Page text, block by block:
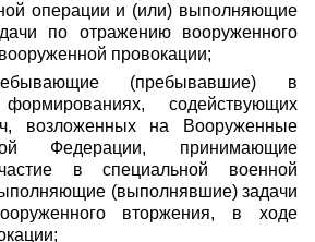
операции и (или) выполняющие
по отражению вооруженного
провокации;
(пребывавшие) в
формированиях, содействующих
возложенных на Вооруженные
Федерации, принимающие
в специальной военной
(выполнявшие) задачи
вторжения, в ходе